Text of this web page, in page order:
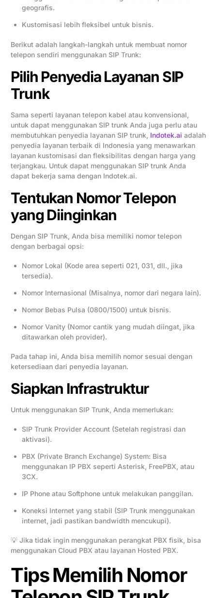
geografis.
Kustomisasi lebih fleksibel untuk bisnis.
Berikut adalah langkah-langkah untuk membuat nomor
telepon sendiri menggunakan SIP Trunk:
Pilih Penyedia Layanan SIP
Trunk
Sama seperti layanan telepon kabel atau konvensional,
untuk dapat menggunakan SIP trunk Anda juga perlu atau
membutuhkan penyedia layanan SIP trunk, Indotek.ai adalah
penyedia layanan terbaik di Indonesia yang menawarkan
layanan kustomisasi dan fleksibilitas dengan harga yang
terjangkau. Untuk dapat menggunakan SIP trunk Anda
dapat bekerja sama dengan Indotek.ai.
Tentukan Nomor Telepon
yang Diinginkan
Dengan SIP Trunk, Anda bisa memiliki nomor telepon
dengan berbagai opsi:
Nomor Lokal (Kode area seperti 021, 031, dll., jika
tersedia).
Nomor Internasional (Misalnya, nomor dari negara lain).
Nomor Bebas Pulsa (0800/1500) untuk bisnis.
Nomor Vanity (Nomor cantik yang mudah diingat, jika
ditawarkan oleh provider).
Pada tahap ini, Anda bisa memilih nomor sesuai dengan
ketersediaan dari penyedia layanan.
Siapkan Infrastruktur
Untuk menggunakan SIP Trunk, Anda memerlukan:
SIP Trunk Provider Account (Setelah registrasi dan
aktivasi).
PBX (Private Branch Exchange) System: Bisa
menggunakan IP PBX seperti Asterisk, FreePBX, atau
3CX.
IP Phone atau Softphone untuk melakukan panggilan.
Koneksi Internet yang stabil (SIP Trunk menggunakan
internet, jadi pastikan bandwidth mencukupi).
💡 Jika tidak ingin menggunakan perangkat PBX fisik, bisa
menggunakan Cloud PBX atau layanan Hosted PBX.
Tips Memilih Nomor